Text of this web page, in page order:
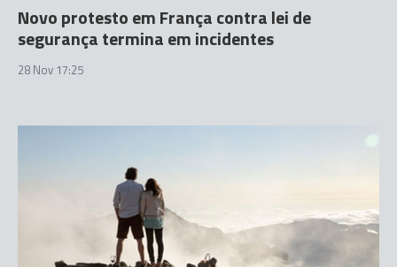
Novo protesto em França contra lei de
segurança termina em incidentes
28 Nov 17:25